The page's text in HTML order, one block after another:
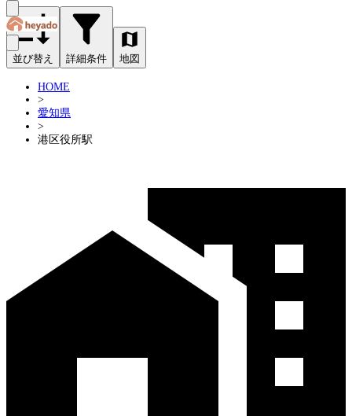
並び替え 詳細条件 地図
HOME
>
愛知県
>
港区役所駅